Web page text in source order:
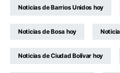
Noticias de Barrios Unidos hoy
Noticias de Bosa hoy
Noticias de Ciudad Bolívar hoy